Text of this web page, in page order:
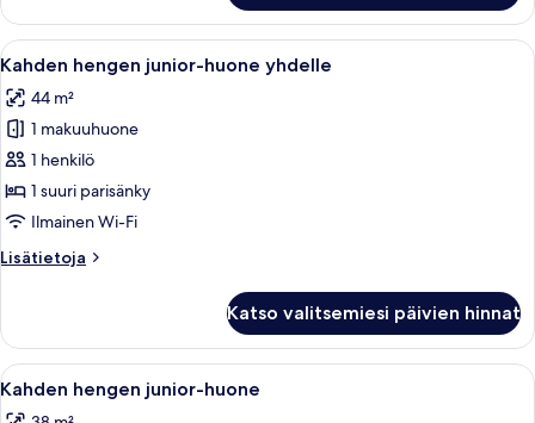
junior-
huone
Avaa
kaikki
huonetyypin
Kahden
hengen
junior-
huone
kuvat
Ylelliset vuodevaatteet, minibaari,
5
Kahden hengen junior-huone yhdelle
44 m²
1 makuuhuone
1 henkilö
1 suuri parisänky
Ilmainen Wi-Fi
Lisätietoja
Lisätietoja
junior-
huone
yhdelle
Katso valitsemiesi päivien hinnat
Avaa
kaikki
Ylelliset vuodevaatteet, minibaari,
4
Kahden hengen junior-huone